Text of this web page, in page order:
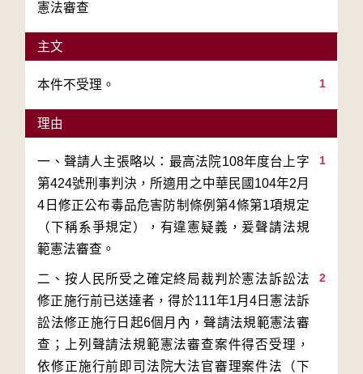
憲法審查
主文
1
本件不受理。
理由
1
一、聲請人主張略以：最高法院108年度台上字
第424號刑事判決，所適用之中華民國104年2月
4日修正公布毒品危害防制條例第4條第1項規定
（下稱系爭規定），有違憲疑義，爰聲請法規
2
二、按人民所受之確定終局裁判於憲法訴訟法
修正施行前已送達者，得於111年1月4日憲法訴
訟法修正施行日起6個月內，聲請法規範憲法審
查；上列聲請法規範憲法審查案件得否受理，
依修正施行前即司法院大法官審理案件法（下